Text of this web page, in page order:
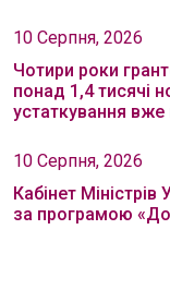
10 Серпня, 2026
Чотири роки
понад 1,4 тисячі
устаткування
10 Серпня, 2026
Кабінет
за програмою